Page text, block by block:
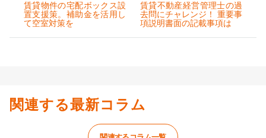
賃貸物件の宅配ボックス設
置支援策。補助金を活用し
て空室対策を
賃貸不動産経営管理士の過
去問にチャレンジ！ 重要事
項説明書面の記載事項は
関連する最新コラム